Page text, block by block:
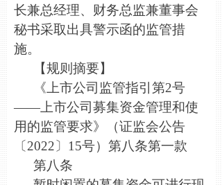
长兼总经理、财务总监兼董事会
秘书采取出具警示函的监管措
施。
【规则摘要】
《上市公司监管指引第2号
——上市公司募集资金管理和使
用的监管要求》（证监会公告
〔2022〕15号）第八条第一款
第八条